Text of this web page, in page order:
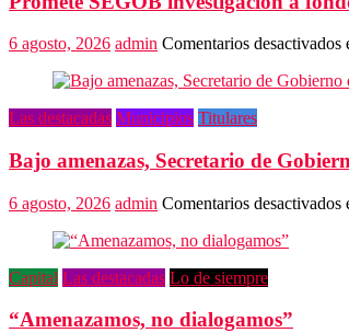
6 agosto, 2026 admin Comentarios desactivados
Las destacadas Municipios Titulares
Bajo amenazas, Secretario de
6 agosto, 2026 admin Comentarios desactivados
Capital Las destacadas Lo de siempre
“Amenazamos, no dialogamos”